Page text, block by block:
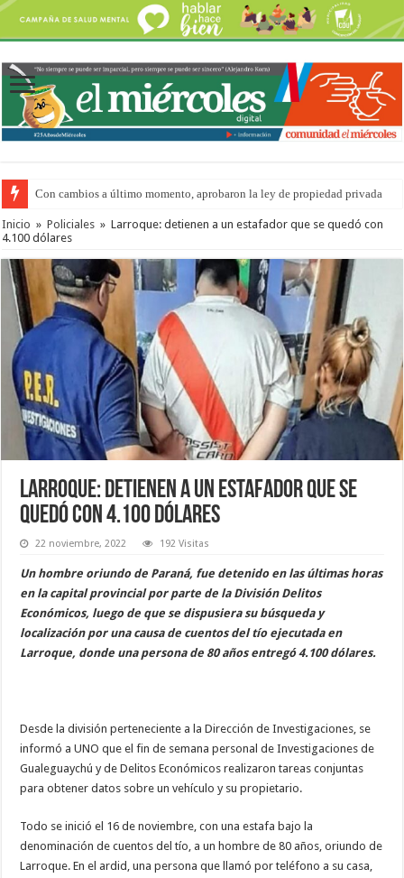
Con cambios a último momento, aprobaron la ley de propiedad privada
Inicio » Policiales » Larroque: detienen a un estafador que se quedó con
4.100 dólares
Larroque: detienen a un estafador que se
quedó con 4.100 dólares
22 noviembre, 2022 192 Visitas
Un hombre oriundo de Paraná, fue detenido en las últimas horas
en la capital provincial por parte de la División Delitos
Económicos, luego de que se dispusiera su búsqueda y
localización por una causa de cuentos del tío ejecutada en
Larroque, donde una persona de 80 años entregó 4.100 dólares.
Desde la división perteneciente a la Dirección de Investigaciones, se
informó a UNO que el fin de semana personal de Investigaciones de
Gualeguaychú y de Delitos Económicos realizaron tareas conjuntas
para obtener datos sobre un vehículo y su propietario.
Todo se inició el 16 de noviembre, con una estafa bajo la
denominación de cuentos del tío, a un hombre de 80 años, oriundo de
Larroque. En el ardid, una persona que llamó por teléfono a su casa,